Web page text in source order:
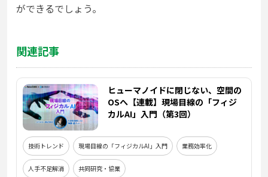
ができるでしょう。
関連記事
ヒューマノイドに閉じない、空間の
OSへ【連載】現場目線の「フィジ
カルAI」入門（第3回）
技術トレンド 現場目線の「フィジカルAI」入門 業務効率化
人手不足解消 共同研究・協業